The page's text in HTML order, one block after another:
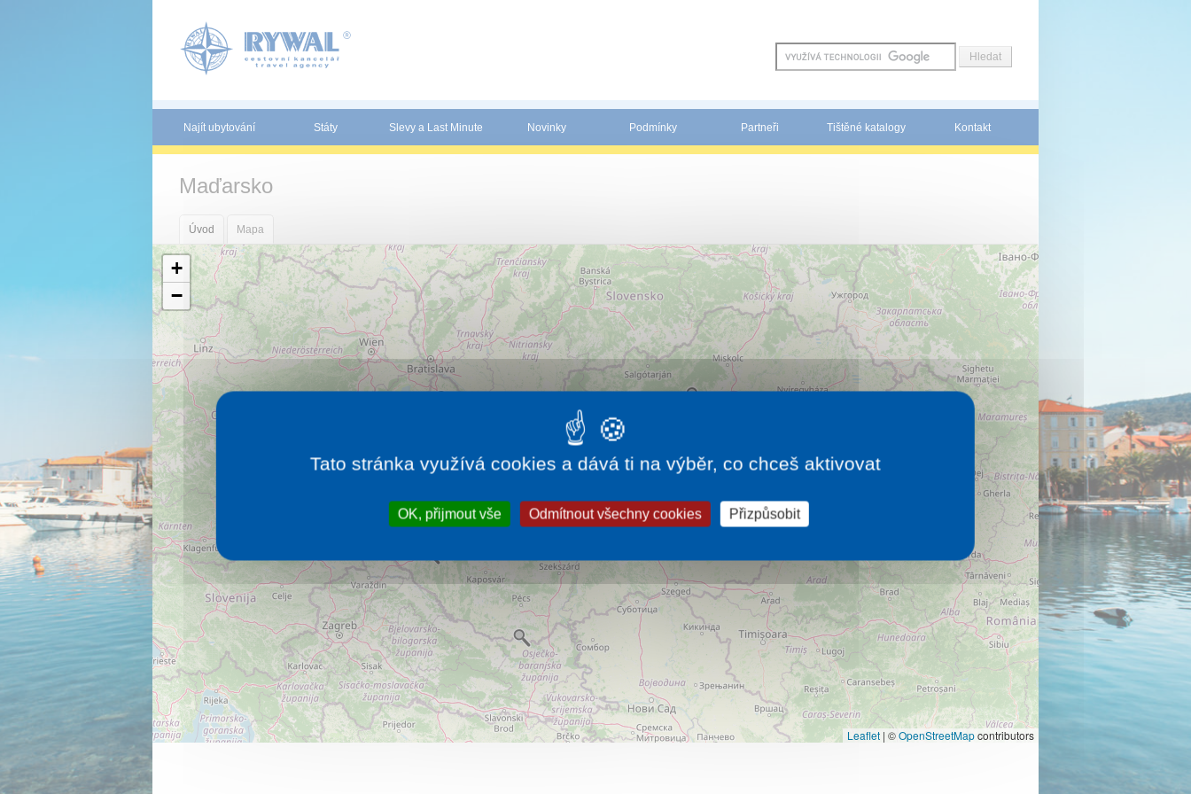
Najít ubytování Státy Slevy a Last Minute Novinky Podmínky Partneři Tištěné katalogy Kontakt
Maďarsko
Úvod Mapa
+
−
Leaflet | ©OpenStreetMapcontributors
Tato stránka využívá cookies a dává ti na výběr, co chceš aktivovat
OK, přijmout vše Odmítnout všechny cookies Přizpůsobit